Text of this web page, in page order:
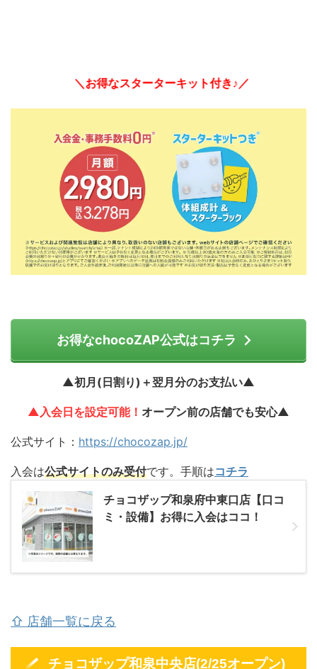
＼お得なスターターキット付き♪／
お得なchocoZAP公式はコチラ
▲初月(日割り)＋翌月分のお支払い▲
▲入会日を設定可能！ オープン前の店舗でも安心▲
公式サイト： https://chocozap.jp/
入会は公式サイトのみ受付です。手順はコチラ
チョコザップ和泉府中東口店【口コ
ミ・設備】お得に入会はココ！
⇧ 店舗一覧に戻る
チョコザップ和泉中央店(2/25オープン)